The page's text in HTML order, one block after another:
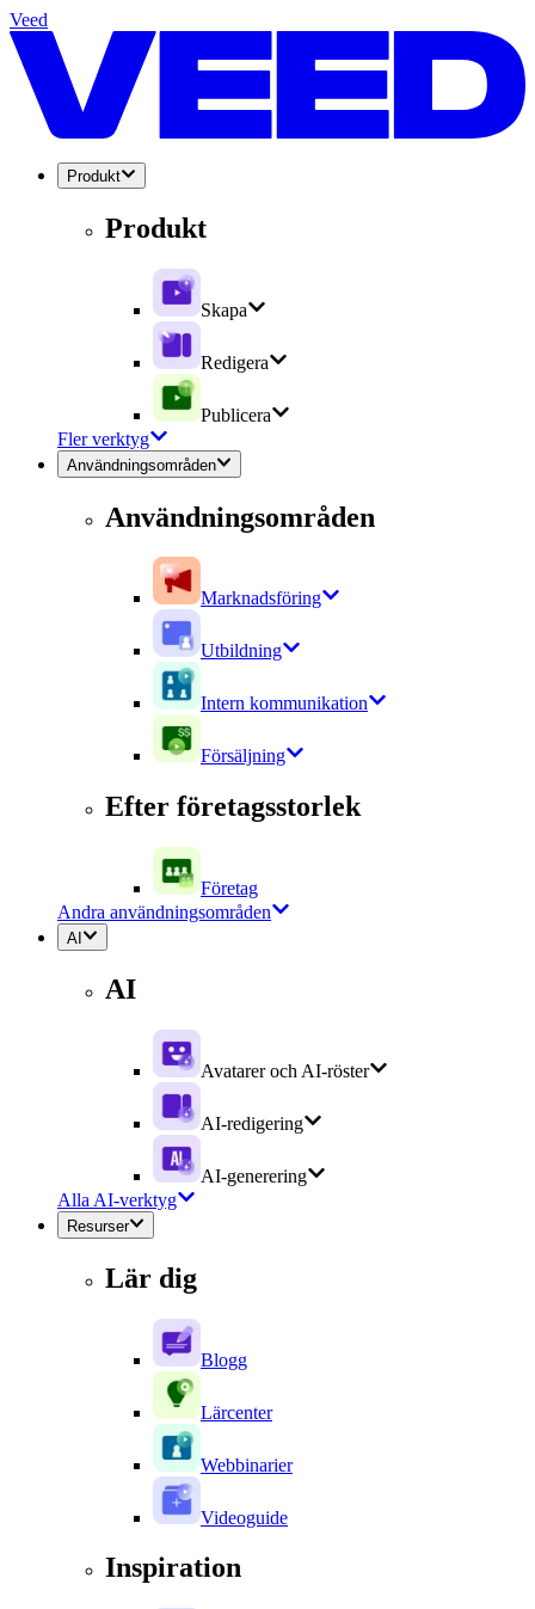
Veed
Produkt
Produkt
Skapa
Redigera
Publicera
Fler verktyg
Användningsområden
Användningsområden
Marknadsföring
Utbildning
Intern kommunikation
Försäljning
Efter företagsstorlek
Företag
Andra användningsområden
AI
AI
Avatarer och AI-röster
AI-redigering
AI-generering
Alla AI-verktyg
Resurser
Lär dig
Blogg
Lärcenter
Webbinarier
Videoguide
Inspiration